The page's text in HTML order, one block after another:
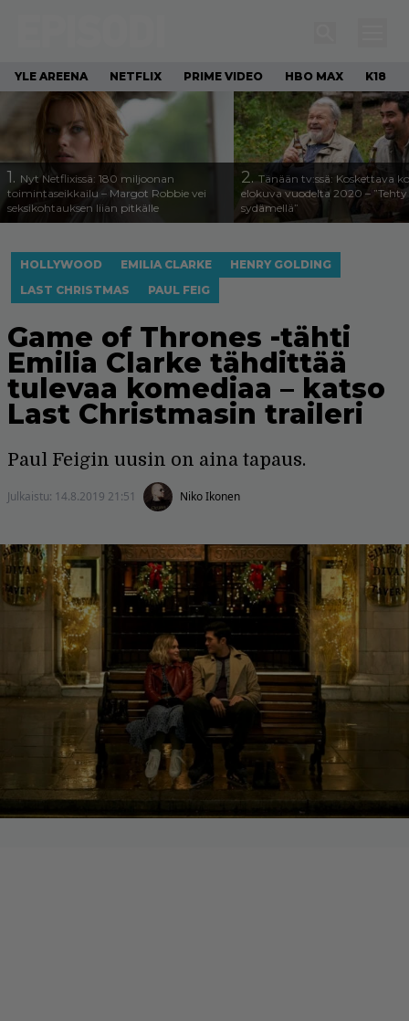
YLE AREENA NETFLIX PRIME VIDEO HBO MAX K18
1. Nyt Netflixissä: 180 miljoonan
toimintaseikkailu – Margot Robbie vei
seksikohtauksen liian pitkälle
2. Tänään tv:ssä: Koskettava
elokuva vuodelta 2020 – ”Tehty
sydämellä”
HOLLYWOOD EMILIA CLARKE
HENRY GOLDING
LAST CHRISTMAS
PAUL FEIG
Game of Thrones -tähti
Emilia Clarke tähdittää
tulevaa komediaa – katso
Last Christmasin traileri
Paul Feigin uusin on aina tapaus.
Julkaistu: 14.8.2019 21:51 Niko Ikonen